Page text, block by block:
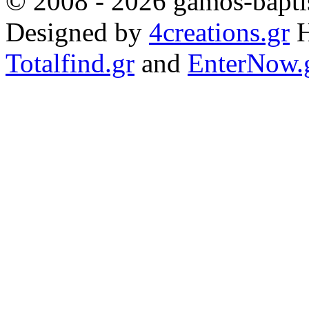
Designed by 4creations.gr
Totalfind.gr and